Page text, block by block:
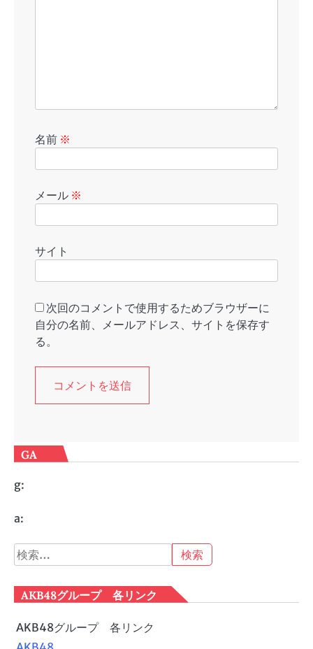
名前 ※
メール ※
サイト
次回のコメントで使用するためブラウザーに
自分の名前、メールアドレス、サイトを保存す
る。
GA
g:
a:
検
索:
AKB48グループ 各リンク
AKB48グループ 各リンク